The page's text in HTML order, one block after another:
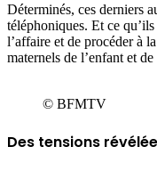
Déterminés, ces derniers
téléphoniques. Et ce
l’affaire et de procéder à
maternels de l’enfant et
© BFMTV
Des tensions